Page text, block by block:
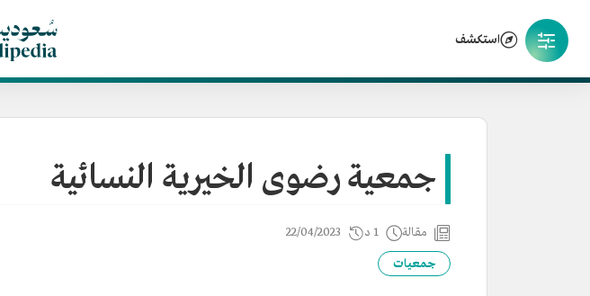
استكشف
جمعية رضوى الخيرية النسائية
مقالة 1 د 22/04/2023
جمعيات